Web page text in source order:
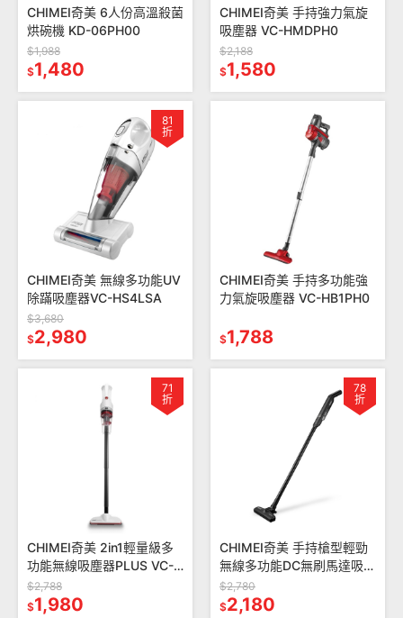
CHIMEI奇美 6人份高溫殺菌
烘碗機 KD-06PH00
$1,988
$1,480
CHIMEI奇美 手持強力氣旋
吸塵器 VC-HMDPH0
$2,188
$1,580
81
折
CHIMEI奇美 無線多功能UV
除蹣吸塵器VC-HS4LSA
$3,680
$2,980
CHIMEI奇美 手持多功能強
力氣旋吸塵器 VC-HB1PH0
$1,788
71
折
CHIMEI奇美 2in1輕量級多
功能無線吸塵器PLUS VC-
HP4LSA
$2,788
$1,980
78
折
CHIMEI奇美 手持槍型輕勁
無線多功能DC無刷馬達吸塵
器 VC-HT1LSL
$2,780
$2,180